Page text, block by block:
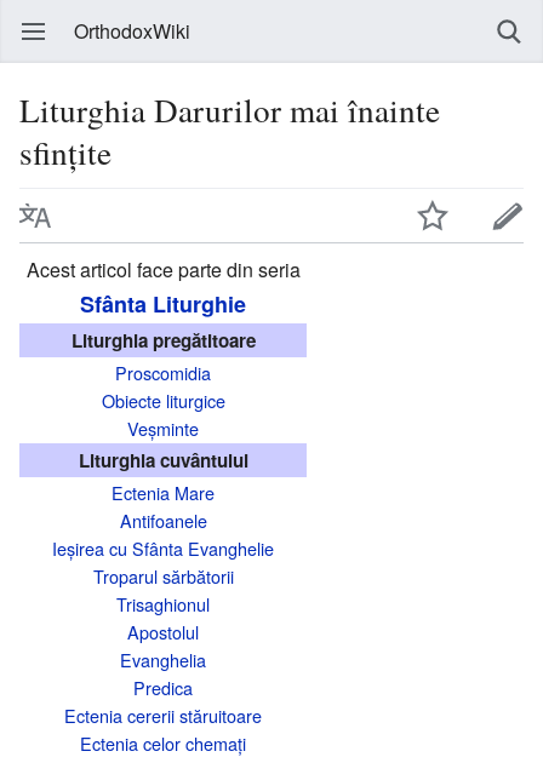
OrthodoxWiki
Liturghia Darurilor mai înainte
sfințite
Acest articol face parte din seria
Sfânta Liturghie
Liturghia pregătitoare
Proscomidia
Obiecte liturgice
Veșminte
Liturghia cuvântului
Ectenia Mare
Antifoanele
Ieșirea cu Sfânta Evanghelie
Troparul sărbătorii
Trisaghionul
Apostolul
Evanghelia
Predica
Ectenia cererii stăruitoare
Ectenia celor chemați